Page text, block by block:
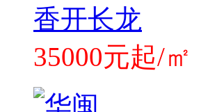
香开长龙
35000元起/㎡